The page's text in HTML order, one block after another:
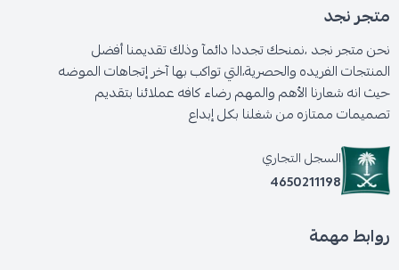
متجر نجد
نحن متجر نجد ،نمنحك تجددا دائمآ وذلك تقديمنا أفضل
المنتجات الفريده والحصرية،التي تواكب بها آخر إتجاهات الموضه
حيث انه شعارنا الأهم والمهم رضاء كافه عملائنا بتقديم
تصميمات ممتازه من شغلنا بكل إبداع
السجل التجاري
4650211198
روابط مهمة